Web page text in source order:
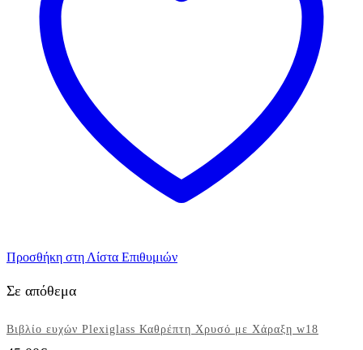
Προσθήκη στη Λίστα Επιθυμιών
Σε απόθεμα
Βιβλίο ευχών Plexiglass Καθρέπτη Χρυσό με Χάραξη w18